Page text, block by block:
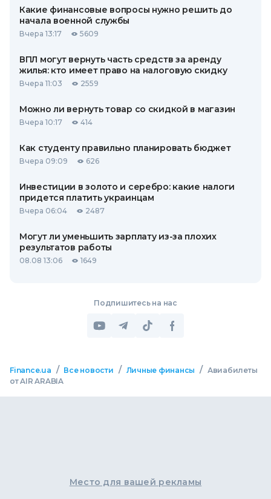
Какие финансовые вопросы нужно решить до
начала военной службы
Вчера 13:17 5609
ВПЛ могут вернуть часть средств за аренду
жилья: кто имеет право на налоговую скидку
Вчера 11:03 2559
Можно ли вернуть товар со скидкой в ​​магазин
Вчера 10:17 414
Как студенту правильно планировать бюджет
Вчера 09:09 626
Инвестиции в золото и серебро: какие налоги
придется платить украинцам
Вчера 06:04 2487
Могут ли уменьшить зарплату из-за плохих
результатов работы
08.08 13:06 1649
Подпишитесь на нас
Finance.ua / Все новости / Личные финансы / Авиабилеты
от AIR ARABIA
Место для вашей рекламы